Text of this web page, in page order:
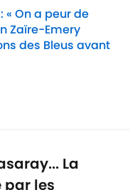
« On a peur de
Zaïre-Emery
des Bleus avant
Date
La
par les